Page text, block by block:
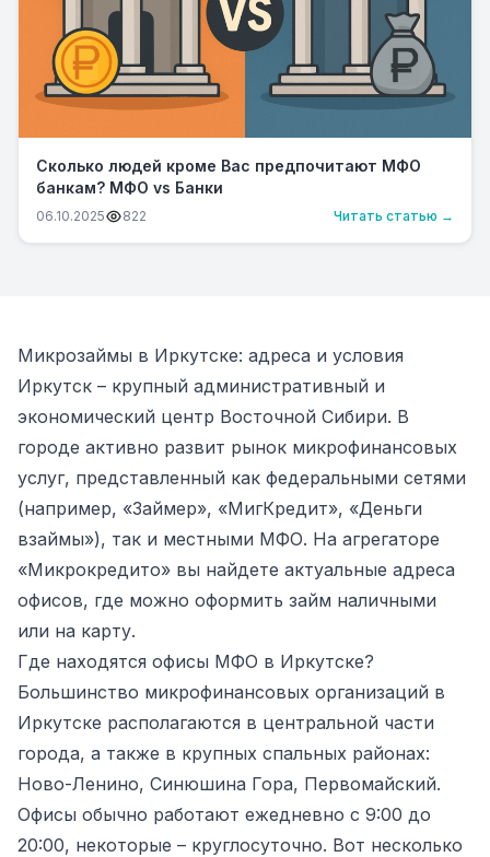
Сколько людей кроме Вас предпочитают МФО
банкам? МФО vs Банки
06.10.2025 822 Читать статью →
Микрозаймы в Иркутске: адреса и условия
Иркутск – крупный административный и
экономический центр Восточной Сибири. В
городе активно развит рынок микрофинансовых
услуг, представленный как федеральными сетями
(например, «Займер», «МигКредит», «Деньги
взаймы»), так и местными МФО. На агрегаторе
«Микрокредито» вы найдете актуальные адреса
офисов, где можно оформить займ наличными
или на карту.
Где находятся офисы МФО в Иркутске?
Большинство микрофинансовых организаций в
Иркутске располагаются в центральной части
города, а также в крупных спальных районах:
Ново-Ленино, Синюшина Гора, Первомайский.
Офисы обычно работают ежедневно с 9:00 до
20:00, некоторые – круглосуточно. Вот несколько